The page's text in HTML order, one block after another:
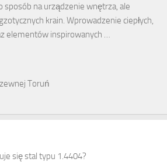
sposób na urządzenie wnętrza, ale
krain. Wprowadzenie ciepłych,
elementów inspirowanych …
Toruń
się stal typu 1.4404?